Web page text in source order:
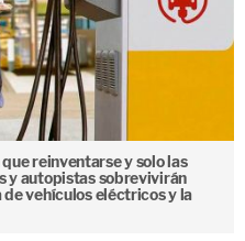
reinventarse y solo las
y autopistas sobrevivirán
vehículos eléctricos y la